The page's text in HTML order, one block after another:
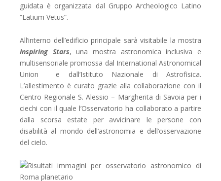
guidata è organizzata dal Gruppo Archeologico Latino
“Latium Vetus”.
All’interno dell’edificio principale sarà visitabile la mostra
Inspiring Stars, una mostra astronomica inclusiva e
multisensoriale promossa dal International Astronomical
Union e dall’Istituto Nazionale di Astrofisica.
L’allestimento è curato grazie alla collaborazione con il
Centro Regionale S. Alessio – Margherita di Savoia per i
ciechi con il quale l’Osservatorio ha collaborato a partire
dalla scorsa estate per avvicinare le persone con
disabilità al mondo dell’astronomia e dell’osservazione
del cielo.